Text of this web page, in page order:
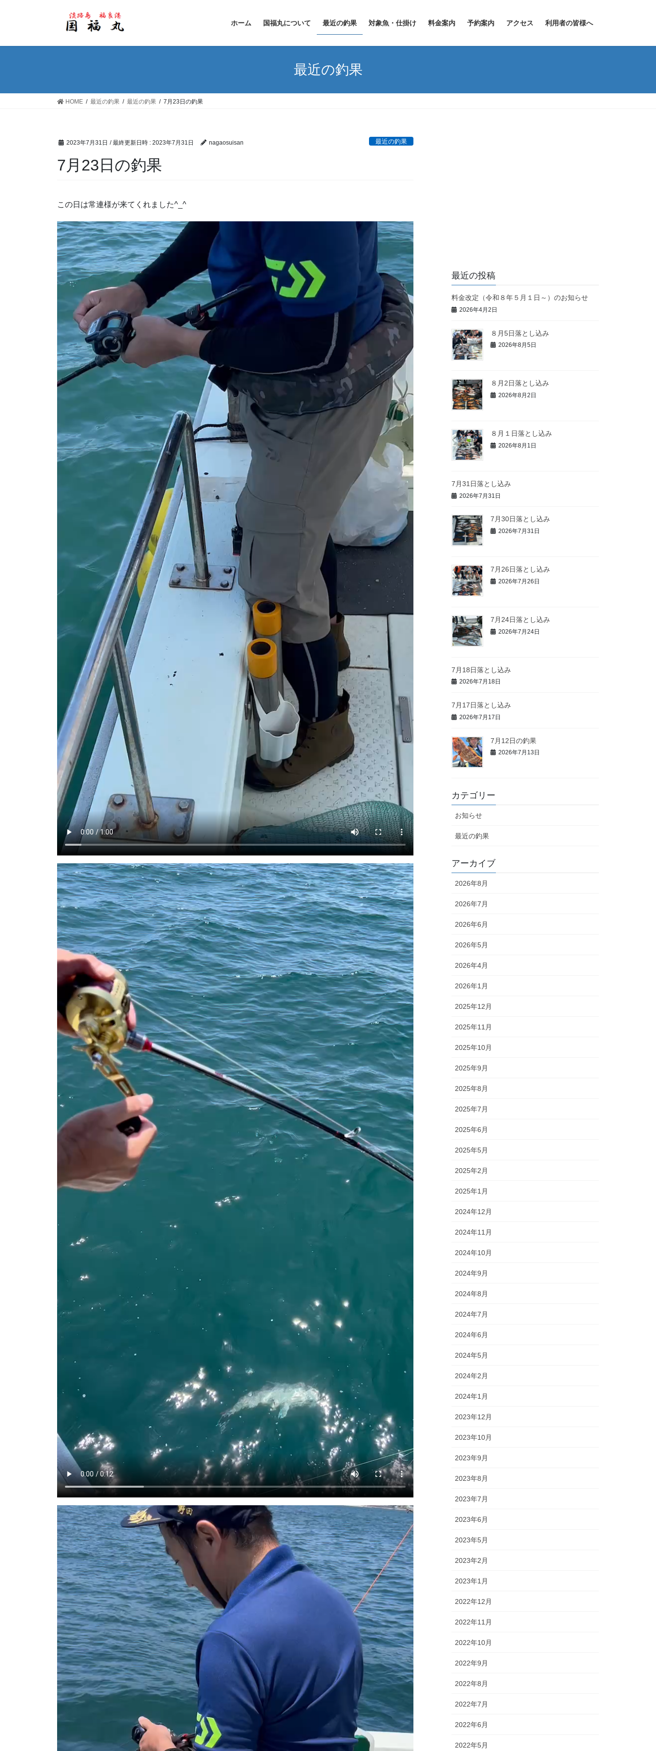
ホーム 国福丸について 最近の釣果 対象魚・仕掛け 料金案内 予約案内 アクセス 利用者の皆様へ
最近の釣果
HOME 最近の釣果 最近の釣果 7月23日の釣果
2023年7月31日 / 最終更新日時 : 2023年7月31日 nagaosuisan 最近の釣果
7月23日の釣果
この日は常連様が来てくれました^_^
最近の投稿
料金改定（令和８年５月１日～）のお知らせ
2026年4月2日
８月5日落とし込み
2026年8月5日
８月2日落とし込み
2026年8月2日
８月１日落とし込み
2026年8月1日
7月31日落とし込み
2026年7月31日
7月30日落とし込み
2026年7月31日
7月26日落とし込み
2026年7月26日
7月24日落とし込み
2026年7月24日
7月18日落とし込み
2026年7月18日
7月17日落とし込み
2026年7月17日
7月12日の釣果
2026年7月13日
カテゴリー
お知らせ
最近の釣果
アーカイブ
2026年8月
2026年7月
2026年6月
2026年5月
2026年4月
2026年1月
2025年12月
2025年11月
2025年10月
2025年9月
2025年8月
2025年7月
2025年6月
2025年5月
2025年2月
2025年1月
2024年12月
2024年11月
2024年10月
2024年9月
2024年8月
2024年7月
2024年6月
2024年5月
2024年2月
2024年1月
2023年12月
2023年10月
2023年9月
2023年8月
2023年7月
2023年6月
2023年5月
2023年2月
2023年1月
2022年12月
2022年11月
2022年10月
2022年9月
2022年8月
2022年7月
2022年6月
2022年5月